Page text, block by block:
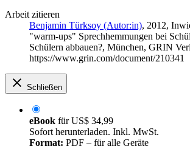
Arbeit zitieren
Benjamin Türksoy (Autor:in), 2012,
"warm-ups" Sprechhemmungen bei
Schülern abbauen?, München, GRIN
https://www.grin.com/document/210341
Schließen
eBook fürUS$ 34,99
Sofort herunterladen. Inkl. MwSt.
Format: PDF – für alle Geräte